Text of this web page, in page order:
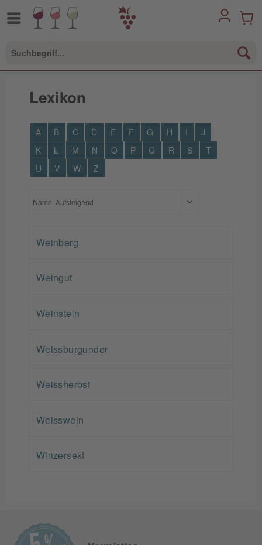
Lexikon
A B C D E F G H J
K M N O P Q R S T
V W Z
Weinberg
Weingut
Weinstein
Weissburgunder
Weissherbst
Weisswein
Winzersekt